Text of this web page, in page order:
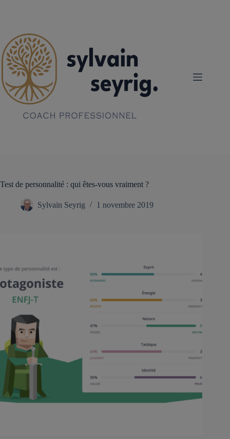
Test de personnalité : qui êtes-vous vraiment ?
Sylvain Seyrig 1 novembre 2019